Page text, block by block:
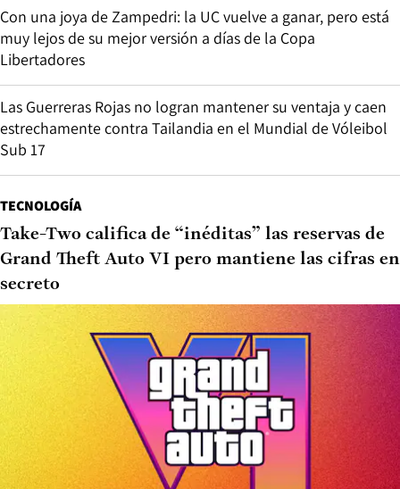
Con una joya de Zampedri: la UC vuelve a ganar, pero está
muy lejos de su mejor versión a días de la Copa
Libertadores
Las Guerreras Rojas no logran mantener su ventaja y caen
estrechamente contra Tailandia en el Mundial de Vóleibol
Sub 17
TECNOLOGÍA
Take-Two califica de “inéditas” las reservas de
Grand Theft Auto VI pero mantiene las cifras en
secreto